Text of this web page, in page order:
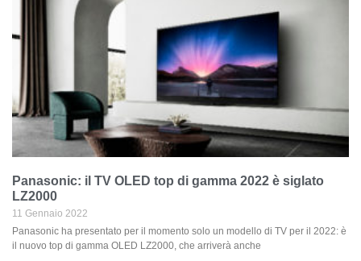
Panasonic: il TV OLED top di gamma 2022 è siglato
LZ2000
11 Gennaio 2022
Panasonic ha presentato per il momento solo un modello di TV per il 2022: è
il nuovo top di gamma OLED LZ2000, che arriverà anche